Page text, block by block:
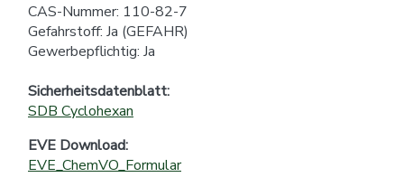
CAS-Nummer: 110-82-7
Gefahrstoff: Ja (GEFAHR)
Gewerbepflichtig: Ja
Sicherheitsdatenblatt:
SDB Cyclohexan
EVE Download:
EVE_ChemVO_Formular